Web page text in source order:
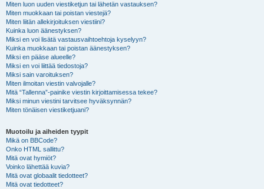
Miten luon uuden viestiketjun tai lähetän vastauksen?
Miten muokkaan tai poistan viestejä?
Miten liitän allekirjoituksen viestiini?
Kuinka luon äänestyksen?
Miksi en voi lisätä vastausvaihtoehtoja kyselyyn?
Kuinka muokkaan tai poistan äänestyksen?
Miksi en pääse alueelle?
Miksi en voi liittää tiedostoja?
Miksi sain varoituksen?
Miten ilmoitan viestin valvojalle?
Mitä “Tallenna”-painike viestin kirjoittamisessa tekee?
Miksi minun viestini tarvitsee hyväksynnän?
Miten tönäisen viestiketjuani?
Muotoilu ja aiheiden tyypit
Mikä on BBCode?
Onko HTML sallittu?
Mitä ovat hymiöt?
Voinko lähettää kuvia?
Mitä ovat globaalit tiedotteet?
Mitä ovat tiedotteet?